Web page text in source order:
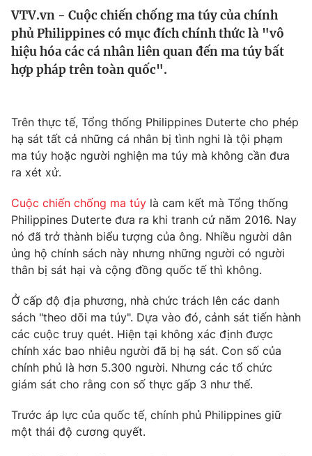
Y tế
Thế giới
Thế giới đó đây
Câu chuyện quốc tế
Tài chính
Thị trường
Dữ liệu và đời sống
Phim VTV
Hậu trường
Nhân vật
Khán giả
Giải sao mai
Giải trí
Điện ảnh
Sao
Đời sống
Du lịch
Làm đẹp
Chất lượng cuộc sống
Giáo dục
Tuyển sinh
Học trực tuyến
Công nghệ
Hitech Công nghệ tương lai
Thị trường
Giao lưu trực tuyến
Lịch phát sóng
Giáo dục
VTV.vn - Cuộc chiến chống ma túy của chính
phủ Philippines có mục đích chính thức là "vô
hiệu hóa các cá nhân liên quan đến ma túy bất
hợp pháp trên toàn quốc".
Trên thực tế, Tổng thống Philippines Duterte cho phép
hạ sát tất cả những cá nhân bị tình nghi là tội phạm
ma túy hoặc người nghiện ma túy mà không cần đưa
ra xét xử.
Cuộc chiến chống ma túy là cam kết mà Tổng thống
Philippines Duterte đưa ra khi tranh cử năm 2016. Nay
nó đã trở thành biểu tượng của ông. Nhiều người dân
ủng hộ chính sách này nhưng những người có người
thân bị sát hại và cộng đồng quốc tế thì không.
Ở cấp độ địa phương, nhà chức trách lên các danh
sách "theo dõi ma túy". Dựa vào đó, cảnh sát tiến hành
các cuộc truy quét. Hiện tại không xác định được
chính xác bao nhiêu người đã bị hạ sát. Con số của
chính phủ là hơn 5.300 người. Nhưng các tổ chức
giám sát cho rằng con số thực gấp 3 như thế.
Trước áp lực của quốc tế, chính phủ Philippines giữ
một thái độ cương quyết.